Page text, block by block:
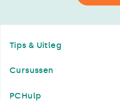
Tips & Uitleg
Cursussen
PCHulp